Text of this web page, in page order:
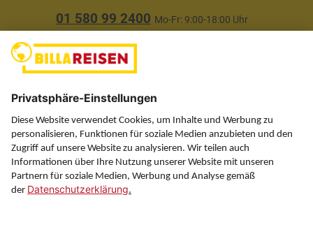
01 580 99 2400 Mo-Fr: 9:00-18:00 Uhr
Über uns
Service
Information
Folgen Sie uns auf